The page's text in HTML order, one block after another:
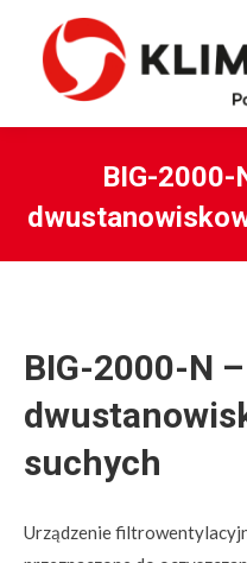
BIG-2000-
BIG-2000-N
suchych
Urządzenie